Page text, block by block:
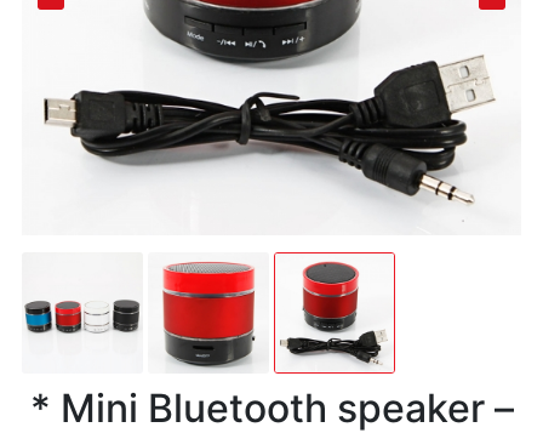
* Mini Bluetooth speaker –